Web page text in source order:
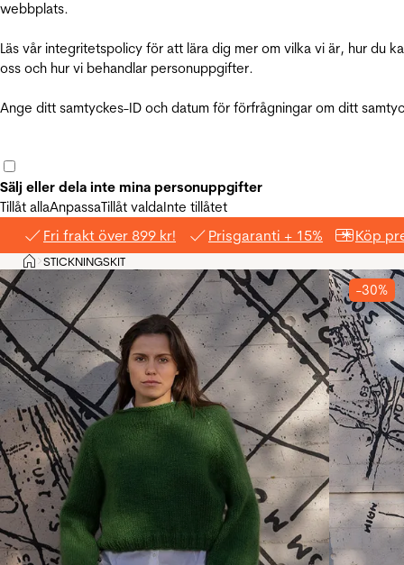
webbplats.
Läs vår integritetspolicy för att lära dig mer om vilka vi är, hur du
oss och hur vi behandlar personuppgifter.
Ange ditt samtyckes-ID och datum för förfrågningar om ditt
Sälj eller dela inte mina personuppgifter
Tillåt allaAnpassaTillåt valdaInte tillåtet
Fri frakt över 899 kr! Prisgaranti + 15% Köp
Hem
>STICKNINGSKIT
-30%